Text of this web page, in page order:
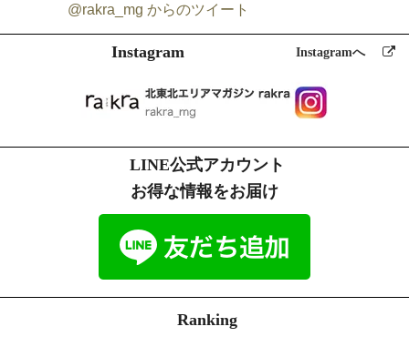
託を受けた者が法令の定める事務を遂行することに対して協力する必
本人の同意を得ることが困難である場合
を守るために、適切かつ安全に個人情報を管理をします。
プライバシーマーク認定情報
http://www.kpj.co.jp/index.php/csr/privacymark
お客様からお預かりした個人情報の訂正・削除は下記の問合せ先より
お知らせ下さい。
また、ユーザー登録された場合、当サイトのメニュー「マイアカウン
6.cookie(クッキー)の使用について
当社は、お客様によりよいサービスを提供するため、cookie （クッ
@rakra_mg からのツイート
Instagram Instagramへ
LINE公式アカウント
お得な情報をお届け
Ranking